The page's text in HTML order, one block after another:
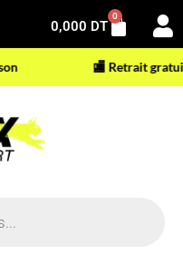
0,000 DT
0
Panier
🏬 Retrait gratuit en